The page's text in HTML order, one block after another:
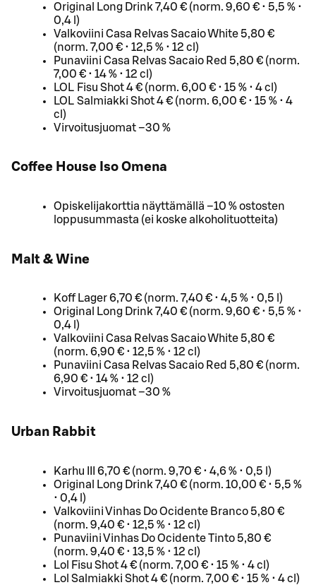
Original Long Drink 7,40 € (norm. 9,60 € • 5,5 % •
0,4 l)
Valkoviini Casa Relvas Sacaio White 5,80 €
(norm. 7,00 € • 12,5 % • 12 cl)
Punaviini Casa Relvas Sacaio Red 5,80 € (norm.
7,00 € • 14 % • 12 cl)
LOL Fisu Shot 4 € (norm. 6,00 € • 15 % • 4 cl)
LOL Salmiakki Shot 4 € (norm. 6,00 € • 15 % • 4
cl)
Virvoitusjuomat –30 %
Coffee House Iso Omena
Opiskelijakorttia näyttämällä –10 % ostosten
loppusummasta (ei koske alkoholituotteita)
Malt & Wine
Koff Lager 6,70 € (norm. 7,40 € • 4,5 % • 0,5 l)
Original Long Drink 7,40 € (norm. 9,60 € • 5,5 % •
0,4 l)
Valkoviini Casa Relvas Sacaio White 5,80 €
(norm. 6,90 € • 12,5 % • 12 cl)
Punaviini Casa Relvas Sacaio Red 5,80 € (norm.
6,90 € • 14 % • 12 cl)
Virvoitusjuomat –30 %
Urban Rabbit
Karhu III 6,70 € (norm. 9,70 € • 4,6 % • 0,5 l)
Original Long Drink 7,40 € (norm. 10,00 € • 5,5 %
• 0,4 l)
Valkoviini Vinhas Do Ocidente Branco 5,80 €
(norm. 9,40 € • 12,5 % • 12 cl)
Punaviini Vinhas Do Ocidente Tinto 5,80 €
(norm. 9,40 € • 13,5 % • 12 cl)
Lol Fisu Shot 4 € (norm. 7,00 € • 15 % • 4 cl)
Lol Salmiakki Shot 4 € (norm. 7,00 € • 15 % • 4 cl)